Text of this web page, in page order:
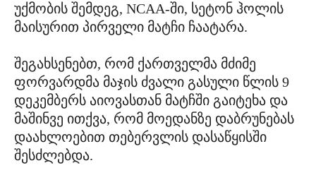
უქმობის შემდეგ, NCAA-ში, სეტონ ჰოლის
მაისურით პირველი მატჩი ჩაატარა.
შეგახსენებთ, რომ ქართველმა მძიმე
ფორვარდმა მაჯის ძვალი გასული წლის 9
დეკემბერს აიოვასთან მატჩში გაიტეხა და
მაშინვე ითქვა, რომ მოედანზე დაბრუნებას
დაახლოებით თებერვლის დასაწყისში
შესძლებდა.